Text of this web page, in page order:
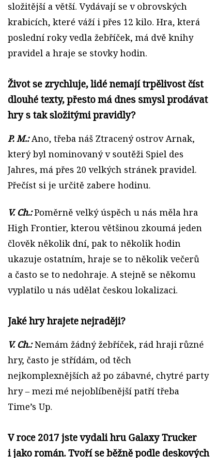
složitější a větší. Vydávají se v obrovských
krabicích, které váží i přes 12 kilo. Hra, která
poslední roky vedla žebříček, má dvě knihy
pravidel a hraje se stovky hodin.
Život se zrychluje, lidé nemají trpělivost číst
dlouhé texty, přesto má dnes smysl prodávat
hry s tak složitými pravidly?
P. M.:Ano, třeba náš Ztracený ostrov Arnak,
který byl nominovaný v soutěži Spiel des
Jahres, má přes 20 velkých stránek pravidel.
Přečíst si je určitě zabere hodinu.
V. Ch.:Poměrně velký úspěch u nás měla hra
High Frontier, kterou většinou zkoumá jeden
člověk několik dní, pak to několik hodin
ukazuje ostatním, hraje se to několik večerů
a často se to nedohraje. A stejně se někomu
vyplatilo u nás udělat českou lokalizaci.
Jaké hry hrajete nejraději?
V. Ch.:Nemám žádný žebříček, rád hraji různé
hry, často je střídám, od těch
nejkomplexnějších až po zábavné, chytré party
hry – mezi mé nejoblíbenější patří třeba
Time’s Up.
V roce 2017 jste vydali hru Galaxy Trucker
i jako román. Tvoří se běžně podle deskových